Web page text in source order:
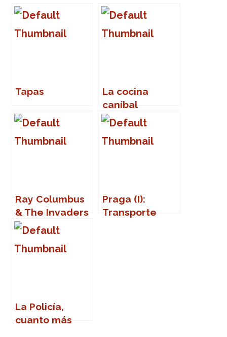
Tapas
La cocina
caníbal
Ray Columbus
& The Invaders
– ‘She’s a mod’
Praga (I):
Transporte
La Policía,
cuanto más